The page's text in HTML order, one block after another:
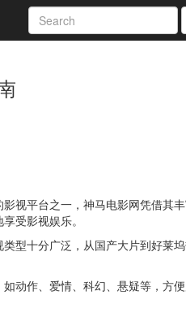
视平台之一，神马电影网凭借其
受影视娱乐。
型十分广泛，从国产大片到好莱
动作、爱情、科幻、悬疑等，方